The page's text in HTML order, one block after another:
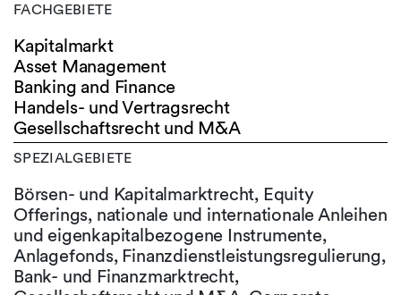
FACHGEBIETE
Kapitalmarkt
Asset Management
Banking and Finance
Handels- und Vertragsrecht
Gesellschaftsrecht und M&A
SPEZIALGEBIETE
Börsen- und Kapitalmarktrecht, Equity
Offerings, nationale und internationale Anleihen
und eigenkapitalbezogene Instrumente,
Anlagefonds, Finanzdienstleistungsregulierung,
Bank- und Finanzmarktrecht,